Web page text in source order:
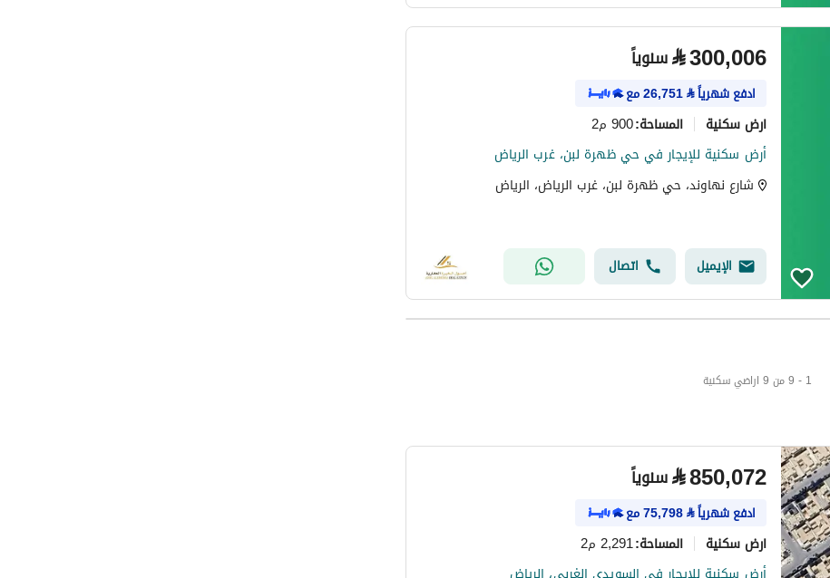
⃁300,006 سنوياً
ادفع شهرياً⃁
26,751مع
ارض سكنية المساحة:900 م2
أرض سكنية للإيجار في حي ظهرة لبن، غرب الرياض
شارع نهاوند، حي ظهرة لبن، غرب الرياض، الرياض
الإيميل اتصال
1 - 9 من 9 اراضي سكنية
⃁850,072 سنوياً
ادفع شهرياً⃁
75,798مع
ارض سكنية المساحة:2,291 م2